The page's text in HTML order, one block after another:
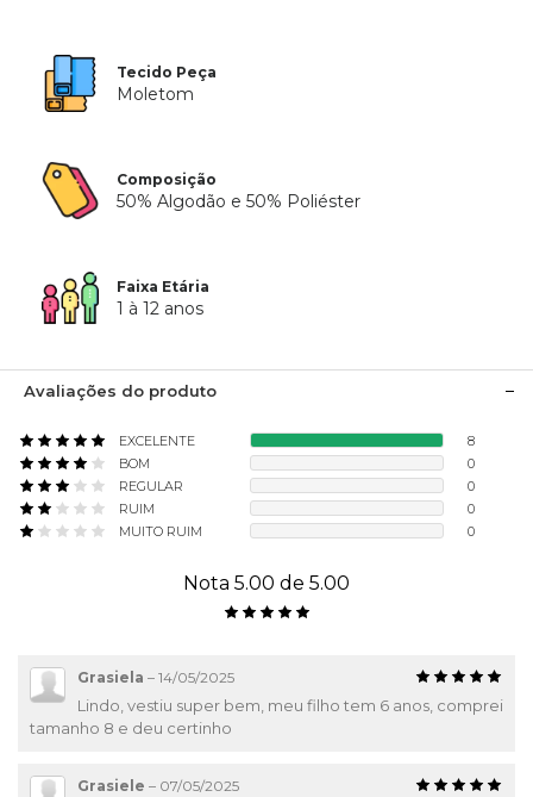
Tecido Peça
Moletom
Composição
50% Algodão e 50% Poliéster
Faixa Etária
1 à 12 anos
Avaliações do produto
EXCELENTE
8
BOM
0
REGULAR
0
RUIM
0
MUITO RUIM
0
Nota 5.00 de 5.00
Grasiela – 14/05/2025
Lindo, vestiu super bem, meu filho tem 6 anos, comprei
tamanho 8 e deu certinho
Grasiele – 07/05/2025